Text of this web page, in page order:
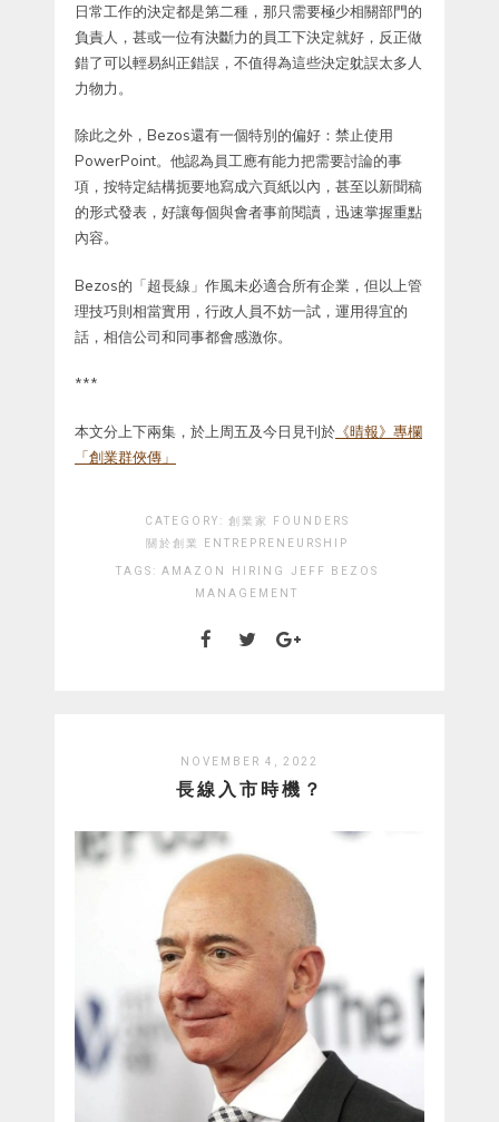
日常工作的決定都是第二種，那只需要極少相關部門的
負責人，甚或一位有決斷力的員工下決定就好，反正做
錯了可以輕易糾正錯誤，不值得為這些決定躭誤太多人
力物力。
除此之外，Bezos還有一個特別的偏好：禁止使用
PowerPoint。他認為員工應有能力把需要討論的事
項，按特定結構扼要地寫成六頁紙以內，甚至以新聞稿
的形式發表，好讓每個與會者事前閱讀，迅速掌握重點
內容。
Bezos的「超長線」作風未必適合所有企業，但以上管
理技巧則相當實用，行政人員不妨一試，運用得宜的
話，相信公司和同事都會感激你。
***
本文分上下兩集，於上周五及今日見刊於 《晴報》專欄
「創業群俠傳」
CATEGORY: 創業家 FOUNDERS
關於創業 ENTREPRENEURSHIP
TAGS: AMAZON HIRING
JEFF BEZOS
MANAGEMENT
NOVEMBER 4, 2022
長線入市時機？